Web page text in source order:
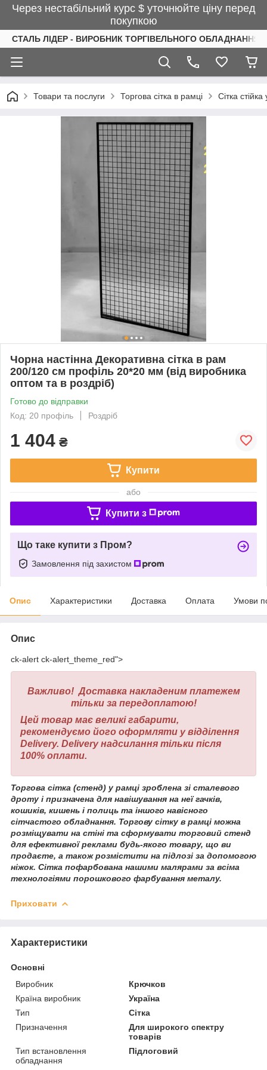
Через нестабільний курс $ уточнюйте ціну перед
покупкою
СТАЛЬ ЛІДЕР - ВИРОБНИК ТОРГІВЕЛЬНОГО ОБЛАДНАННЯ
Товари та послуги Торгова сітка в рамці Сітка
Чорна настінна Декоративна сітка в рам
200/120 см профіль 20*20 мм (від виробника
оптом та в роздріб)
Готово до відправки
Код: 20 профіль
Роздріб
1 404 ₴
Купити
або
Купити з
Що таке купити з Пром?
Замовлення під захистом
Опис Характеристики Доставка Оплата Умови
Опис
ck-alert ck-alert_theme_red">
Важливо! Доставка накладеним платежем
тільки за передоплатою!
Цей товар має великі габарити,
рекомендуємо його оформляти у відділення
Delivery. Delivery надсилання тільки після
100% оплати.
Торгова сітка (стенд) у рамці зроблена зі сталевого
дроту і призначена для навішування на неї гачків,
кошиків, кишень і полиць та іншого навісного
сітчастого обладнання. Торгову сітку в рамці можна
розміщувати на стіні та сформувати торговий стенд
для ефективної реклами будь-якого товару, що ви
продаєте, а також розмістити на підлозі за допомогою
ніжок. Сітка пофарбована нашими малярами за всіма
технологіями порошкового фарбування металу.
Приховати
Характеристики
Основні
Виробник
Крючков
Країна виробник
Україна
Тип
Сітка
Призначення
Для широкого спектру
товарів
Тип встановлення
обладнання
Підлоговий